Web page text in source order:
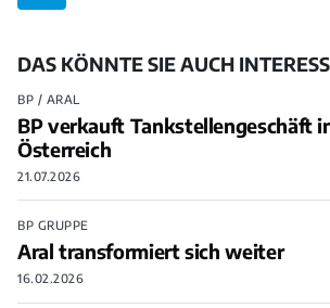
DAS KÖNNTE SIE AUCH
BP / ARAL
BP verkauft Tankstellengeschäft
Österreich
21.07.2026
BP GRUPPE
Aral transformiert sich weiter
16.02.2026